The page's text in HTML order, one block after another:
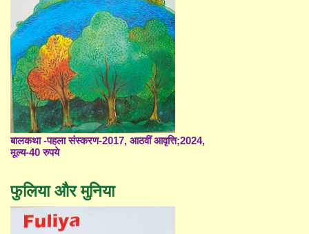
बालकथा -पहला संस्करण-2017, आठवीं आवृत्ति;2024,
मूल्य-40 रुपये
फुलिया और मुनिया